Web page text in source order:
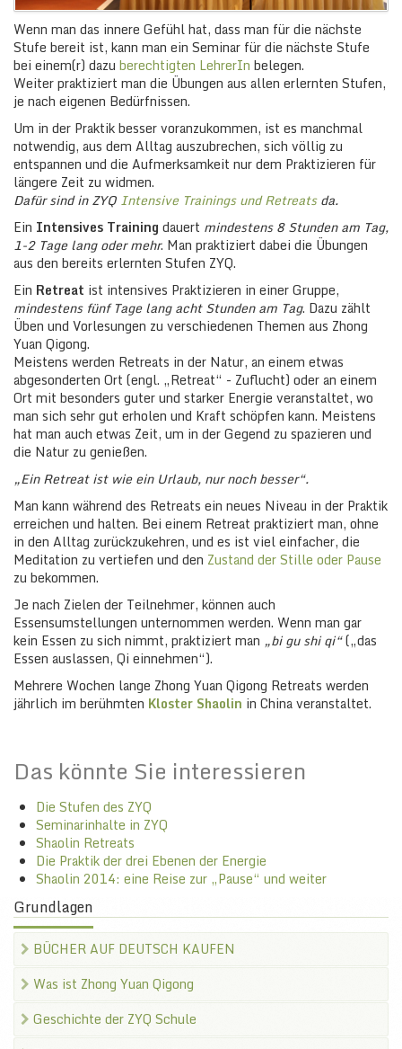
Wenn man das innere Gefühl hat, dass man für die nächste
Stufe bereit ist, kann man ein Seminar für die nächste Stufe
bei einem(r) dazu berechtigten LehrerIn belegen.
Weiter praktiziert man die Übungen aus allen erlernten Stufen,
je nach eigenen Bedürfnissen.
Um in der Praktik besser voranzukommen, ist es manchmal
notwendig, aus dem Alltag auszubrechen, sich völlig zu
entspannen und die Aufmerksamkeit nur dem Praktizieren für
längere Zeit zu widmen.
Dafür sind in ZYQ Intensive Trainings und Retreatsda.
Ein Intensives Training dauert mindestens 8 Stunden am Tag,
1-2 Tage lang oder mehr. Man praktiziert dabei die Übungen
aus den bereits erlernten Stufen ZYQ.
Ein Retreat ist intensives Praktizieren in einer Gruppe,
mindestens fünf Tage lang acht Stunden am Tag. Dazu zählt
Üben und Vorlesungen zu verschiedenen Themen aus Zhong
Yuan Qigong.
Meistens werden Retreats in der Natur, an einem etwas
abgesonderten Ort (engl. „Retreat“ - Zuflucht) oder an einem
Ort mit besonders guter und starker Energie veranstaltet, wo
man sich sehr gut erholen und Kraft schöpfen kann. Meistens
hat man auch etwas Zeit, um in der Gegend zu spazieren und
die Natur zu genießen.
„Ein Retreat ist wie ein Urlaub, nur noch besser“.
Man kann während des Retreats ein neues Niveau in der Praktik
erreichen und halten. Bei einem Retreat praktiziert man, ohne
in den Alltag zurückzukehren, und es ist viel einfacher, die
Meditation zu vertiefen und den Zustand der Stille oder Pause
zu bekommen.
Je nach Zielen der Teilnehmer, können auch
Essensumstellungen unternommen werden. Wenn man gar
kein Essen zu sich nimmt, praktiziert man „bi gu shi qi“(„das
Essen auslassen, Qi einnehmen“).
Mehrere Wochen lange Zhong Yuan Qigong Retreats werden
jährlich im berühmten Kloster Shaolin in China veranstaltet.
Das könnte Sie interessieren
Die Stufen des ZYQ
Seminarinhalte in ZYQ
Shaolin Retreats
Die Praktik der drei Ebenen der Energie
Shaolin 2014: eine Reise zur „Pause“ und weiter
Grundlagen
BÜCHER AUF DEUTSCH KAUFEN
Was ist Zhong Yuan Qigong
Geschichte der ZYQ Schule